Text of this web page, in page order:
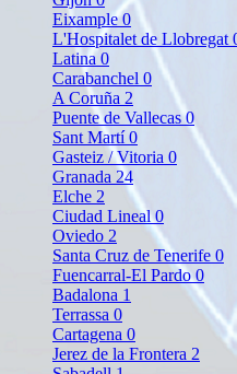
Eixample0
L'Hospitalet de Llobregat
Latina 0
Carabanchel 0
A Coruña 2
Puente de Vallecas0
Sant Martí0
Gasteiz / Vitoria 0
Granada 24
Elche 2
Ciudad Lineal0
Oviedo 2
Santa Cruz de Tenerife 0
Fuencarral-El Pardo0
Badalona 1
Terrassa 0
Cartagena 0
Jerez de la Frontera 2